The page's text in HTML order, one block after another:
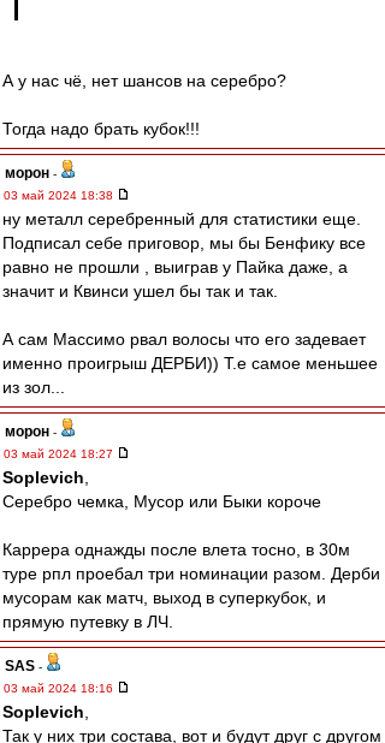
А у нас чё, нет шансов на серебро?
Тогда надо брать кубок!!!
морон -
03 май 2024 18:38
ну металл серебренный для статистики еще.
Подписал себе приговор, мы бы Бенфику все
равно не прошли , выиграв у Пайка даже, а
значит и Квинси ушел бы так и так.
А сам Массимо рвал волосы что его задевает
именно проигрыш ДЕРБИ)) Т.е самое меньшее
из зол...
морон -
03 май 2024 18:27
Soplevich
Серебро чемка, Мусор или Быки короче
Каррера однажды после влета тосно, в 30м
туре рпл проебал три номинации разом. Дерби
мусорам как матч, выход в суперкубок, и
прямую путевку в ЛЧ.
SAS -
03 май 2024 18:16
Soplevich
Так у них три состава, вот и будут друг с другом